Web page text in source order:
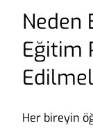
Neden
Eğitim
Her bireyin